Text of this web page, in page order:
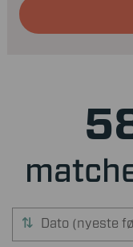
Dato (nyeste